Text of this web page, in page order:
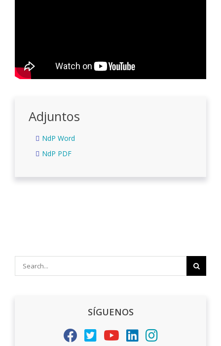
Adjuntos
NdP Word
NdP PDF
SÍGUENOS